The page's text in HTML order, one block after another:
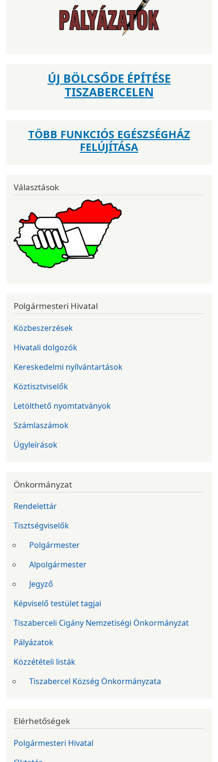
ÚJ BÖLCSŐDE ÉPÍTÉSE
TISZABERCELEN
TÖBB FUNKCIÓS EGÉSZSÉGHÁZ
FELÚJÍTÁSA
Választások
Polgármesteri Hivatal
Közbeszerzések
Hivatali dolgozók
Kereskedelmi nyílvántartások
Köztisztviselők
Letölthető nyomtatványok
Számlaszámok
Ügyleírások
Önkormányzat
Rendelettár
Tisztségviselők
Polgármester
Alpolgármester
Jegyző
Képviselő testület tagjai
Tiszaberceli Cigány Nemzetiségi Önkormányzat
Pályázatok
Közzétételi listák
Tiszabercel Község Önkormányzata
Elérhetőségek
Polgármesteri Hivatal